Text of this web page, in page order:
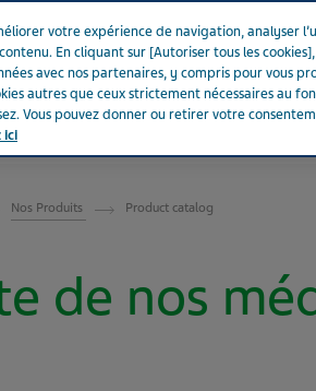
Nos Produits Product catalog
de nos
votre expérience de navigation, analyser
En cliquant sur [Autoriser tous les
avec nos partenaires, y compris pour vous
autres que ceux strictement nécessaires au
Vous pouvez donner ou retirer votre
ici